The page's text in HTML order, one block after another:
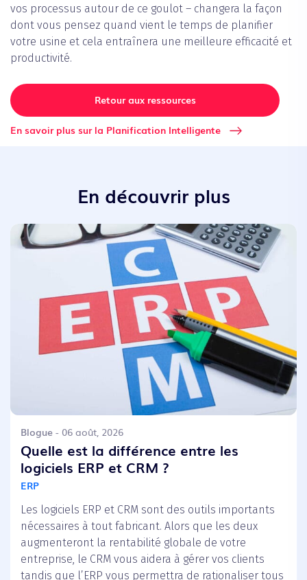
vos processus autour de ce goulot – changera la façon
dont vous pensez quand vient le temps de planifier
votre usine et cela entraînera une meilleure efficacité et
productivité.
Retour aux ressources
En savoir plus sur la Planification Intelligente
En découvrir plus
Blogue - 06 août, 2026
Quelle est la différence entre les
logiciels ERP et CRM ?
ERP
Les logiciels ERP et CRM sont des outils importants
nécessaires à tout fabricant. Alors que les deux
augmenteront la rentabilité globale de votre
entreprise, le CRM vous aidera à gérer vos clients
tandis que l’ERP vous permettra de rationaliser tous